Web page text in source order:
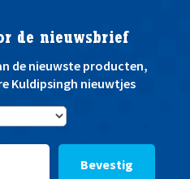
de nieuwsbrief
de nieuwste producten,
Kuldipsingh nieuwtjes
Bevestig